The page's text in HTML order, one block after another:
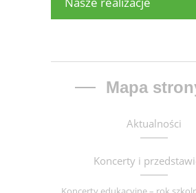
Mapa
Aktualności
Koncerty i